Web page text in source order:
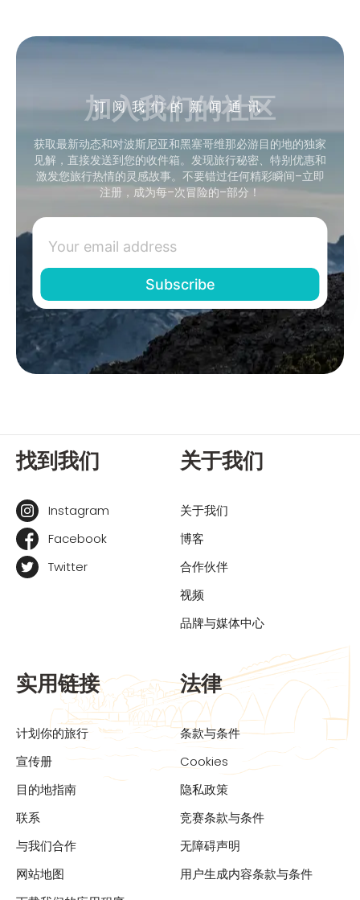
订阅我们的新闻通讯
加入我们的社区
获取最新动态和对波斯尼亚和黑塞哥维那必游目的地的独家
见解，直接发送到您的收件箱。发现旅行秘密、特别优惠和
激发您旅行热情的灵感故事。不要错过任何精彩瞬间–立即
注册，成为每–次冒险的–部分！
找到我们
Instagram
Facebook
Twitter
关于我们
关于我们
博客
合作伙伴
视频
品牌与媒体中心
实用链接
计划你的旅行
宣传册
目的地指南
联系
与我们合作
网站地图
法律
条款与条件
Cookies
隐私政策
竞赛条款与条件
无障碍声明
用户生成内容条款与条件